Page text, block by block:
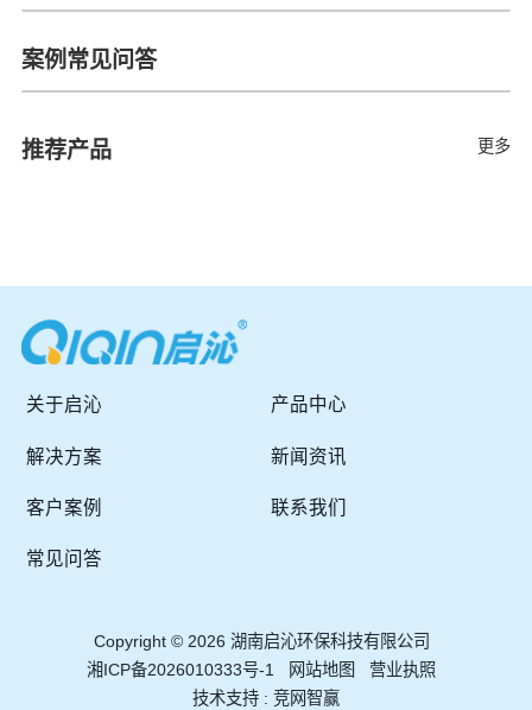
案例常见问答
推荐产品 更多
关于启沁 产品中心
解决方案 新闻资讯
客户案例 联系我们
常见问答
Copyright © 2026 湖南启沁环保科技有限公司
湘ICP备2026010333号-1
网站地图
营业执照
技术支持 : 竞网智赢